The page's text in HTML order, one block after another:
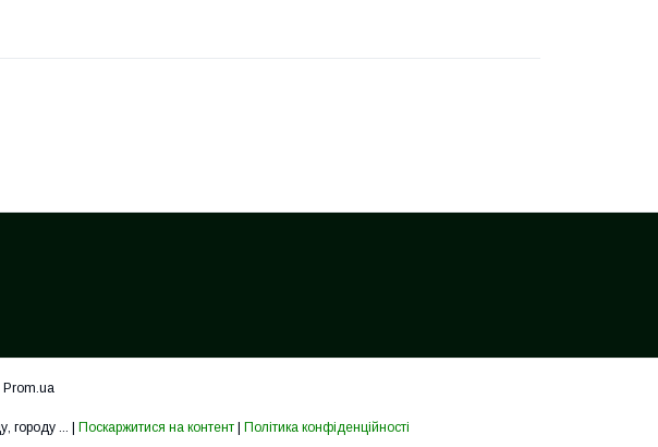
Prom.ua
Поскаржитися на контент
Політика конфіденційності